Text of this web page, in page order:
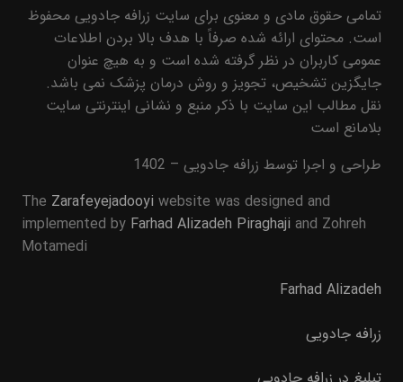
تمامی حقوق مادی و معنوی برای سایت زرافه جادویی محفوظ
است. محتوای ارائه شده صرفاً با هدف بالا بردن اطلاعات
عمومی کاربران در نظر گرفته شده است و به هیچ عنوان
جایگزین تشخیص، تجویز و روش درمان پزشک نمی باشد.
نقل مطالب این سایت با ذکر منبع و نشانی اینترنتی سایت
بلامانع است
طراحی و اجرا توسط زرافه جادویی – 1402
The Zarafeyejadooyi website was designed and
implemented by Farhad Alizadeh Piraghaji and Zohreh
Motamedi
Farhad Alizadeh
زرافه جادویی